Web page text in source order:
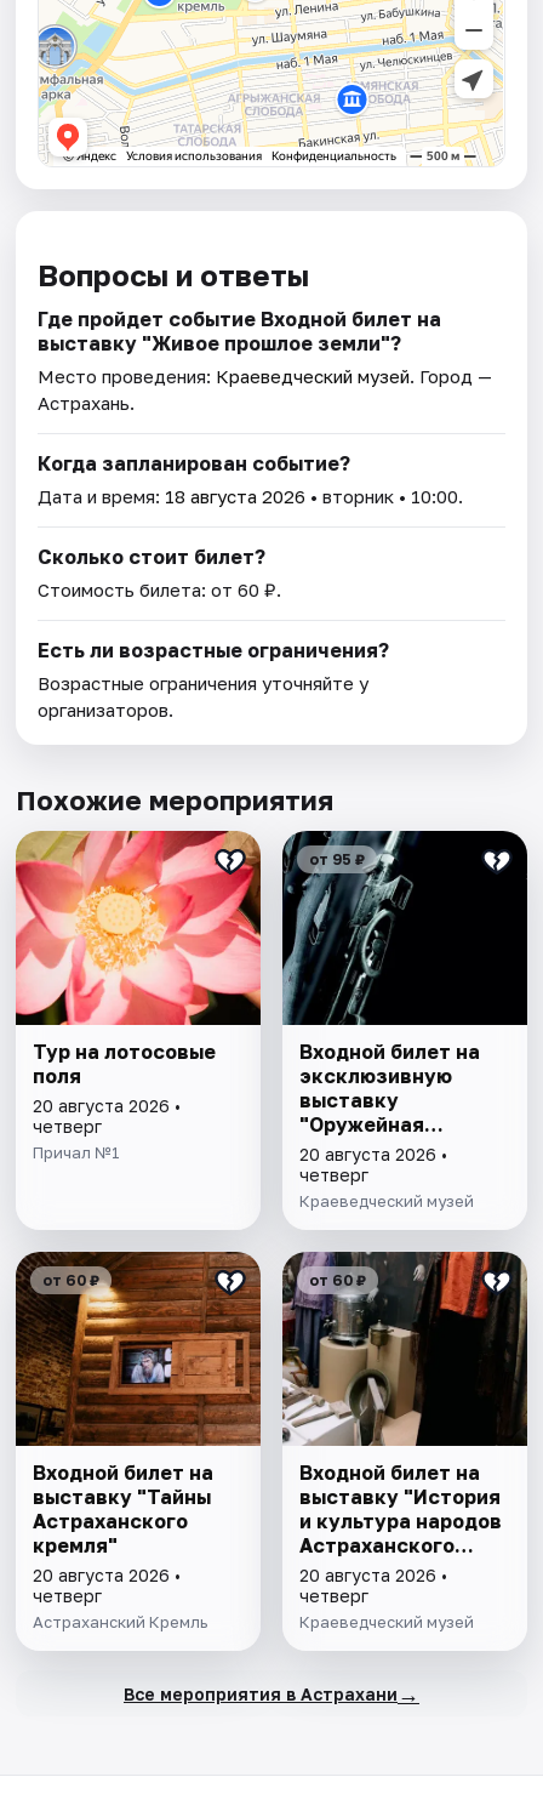
Вопросы и ответы
Где пройдет событие Входной билет на
выставку "Живое прошлое земли"?
Место проведения: Краеведческий музей. Город —
Астрахань.
Когда запланирован событие?
Дата и время: 18 августа 2026 • вторник • 10:00.
Сколько стоит билет?
Стоимость билета: от 60 ₽.
Есть ли возрастные ограничения?
Возрастные ограничения уточняйте у
организаторов.
Похожие мероприятия
Тур на лотосовые
поля
20 августа 2026 •
четверг
Причал №1
от 95 ₽
Входной билет на
эксклюзивную
выставку
"Оружейная
комната"
20 августа 2026 •
четверг
Краеведческий музей
от 60 ₽
Входной билет на
выставку "Тайны
Астраханского
кремля"
20 августа 2026 •
четверг
Астраханский Кремль
от 60 ₽
Входной билет на
выставку "История
и культура народов
Астраханского
края"
20 августа 2026 •
четверг
Краеведческий музей
Все мероприятия в Астрахани →